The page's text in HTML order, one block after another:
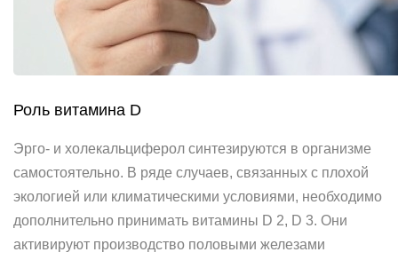
Роль витамина D
Эрго- и холекальциферол синтезируются в организме
самостоятельно. В ряде случаев, связанных с плохой
экологией или климатическими условиями, необходимо
дополнительно принимать витамины D 2, D 3. Они
активируют производство половыми железами